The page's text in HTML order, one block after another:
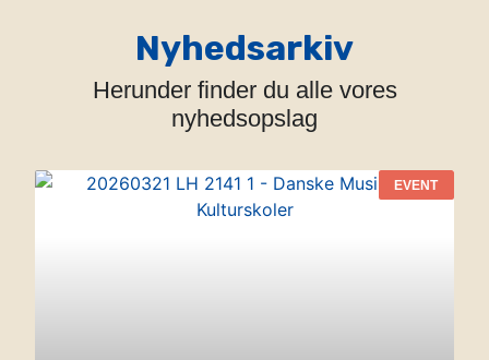
Nyhedsarkiv
Herunder finder du alle vores
nyhedsopslag
EVENT